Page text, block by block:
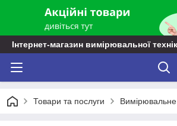
Інтернет-магазин вимірювальної
Товари та послуги